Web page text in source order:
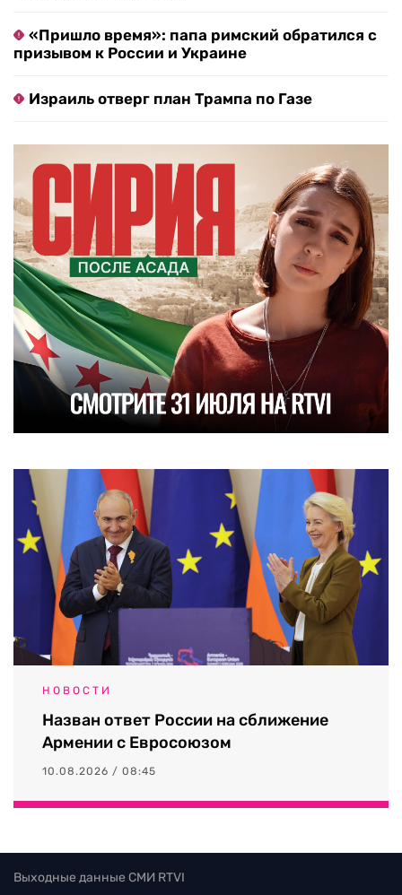
«Пришло время»: папа римский обратился с
призывом к России и Украине
Израиль отверг план Трампа по Газе
НОВОСТИ
Назван ответ России на сближение
Армении с Евросоюзом
10.08.2026 / 08:45
Выходные данные СМИ RTVI